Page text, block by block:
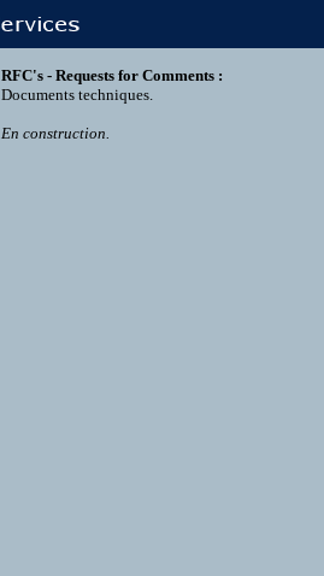
RFC's - Requests for Comments :
Documents techniques.
En construction.